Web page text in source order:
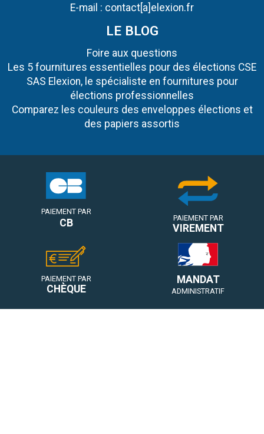
E-mail : contact[a]elexion.fr
LE BLOG
Foire aux questions
Les 5 fournitures essentielles pour des élections CSE
SAS Elexion, le spécialiste en fournitures pour
élections professionnelles
Comparez les couleurs des enveloppes élections et
des papiers assortis
PAIEMENT PAR
CB PAIEMENT PAR
VIREMENT
PAIEMENT PAR
CHÈQUE
MANDAT
ADMINISTRATIF